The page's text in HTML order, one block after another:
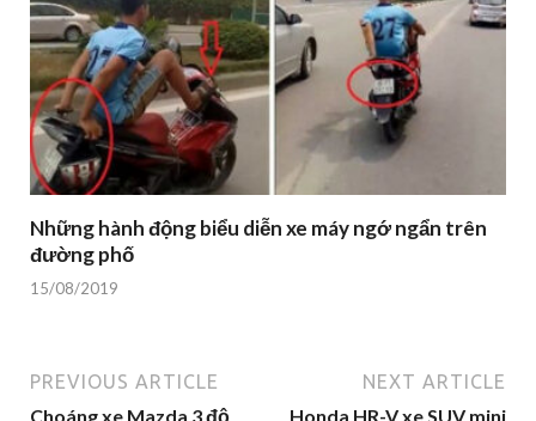
Những hành động biểu diễn xe máy ngớ ngẩn trên
đường phố
15/08/2019
PREVIOUS ARTICLE
Choáng xe Mazda 3 độ
NEXT ARTICLE
Honda HR-V xe SUV mini